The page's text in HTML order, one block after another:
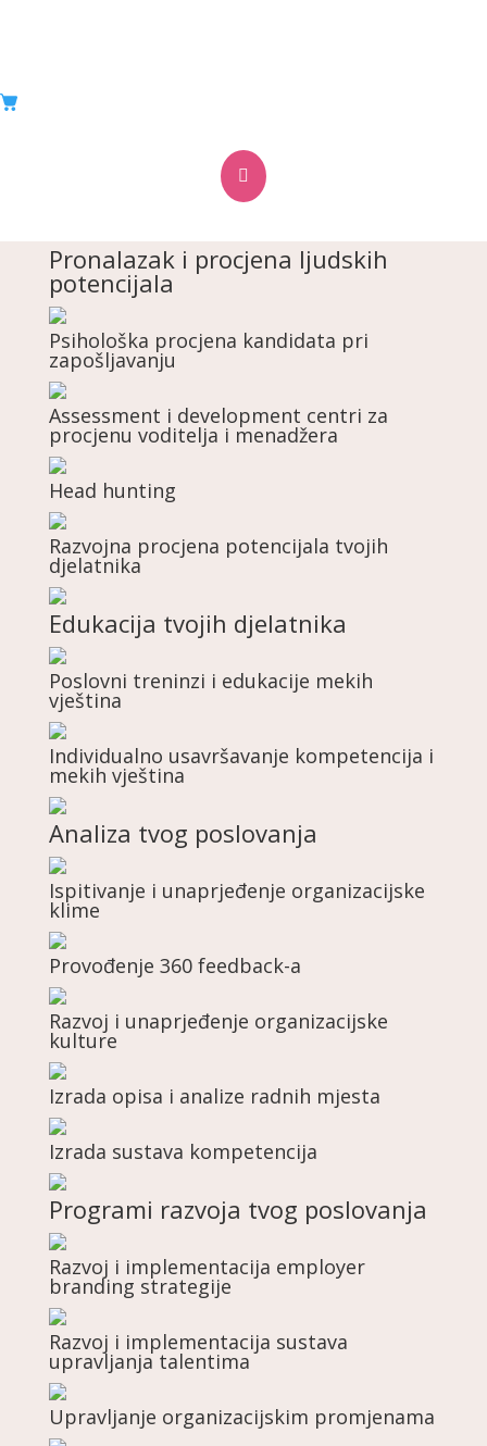

Evo što skidamo s tvojih leđa:
Pronalazak i procjena ljudskih
potencijala
Psihološka procjena kandidata pri
zapošljavanju
Assessment i development centri za
procjenu voditelja i menadžera
Head hunting
Razvojna procjena potencijala tvojih
djelatnika
Edukacija tvojih djelatnika
Poslovni treninzi i edukacije mekih
vještina
Individualno usavršavanje kompetencija i
mekih vještina
Analiza tvog poslovanja
Ispitivanje i unaprjeđenje organizacijske
klime
Provođenje 360 feedback-a
Razvoj i unaprjeđenje organizacijske
kulture
Izrada opisa i analize radnih mjesta
Izrada sustava kompetencija
Programi razvoja tvog poslovanja
Razvoj i implementacija employer
branding strategije
Razvoj i implementacija sustava
upravljanja talentima
Upravljanje organizacijskim promjenama